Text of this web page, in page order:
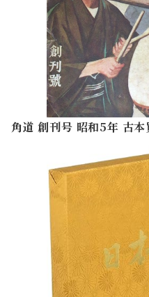
角道 創刊号 昭和5年 古